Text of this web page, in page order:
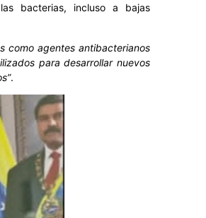
bacterias, incluso a bajas
como agentes antibacterianos
para desarrollar nuevos
.